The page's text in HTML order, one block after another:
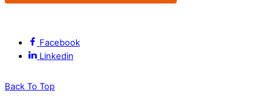
Facebook
Linkedin
Back To Top